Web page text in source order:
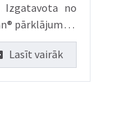
Lasīt vairāk